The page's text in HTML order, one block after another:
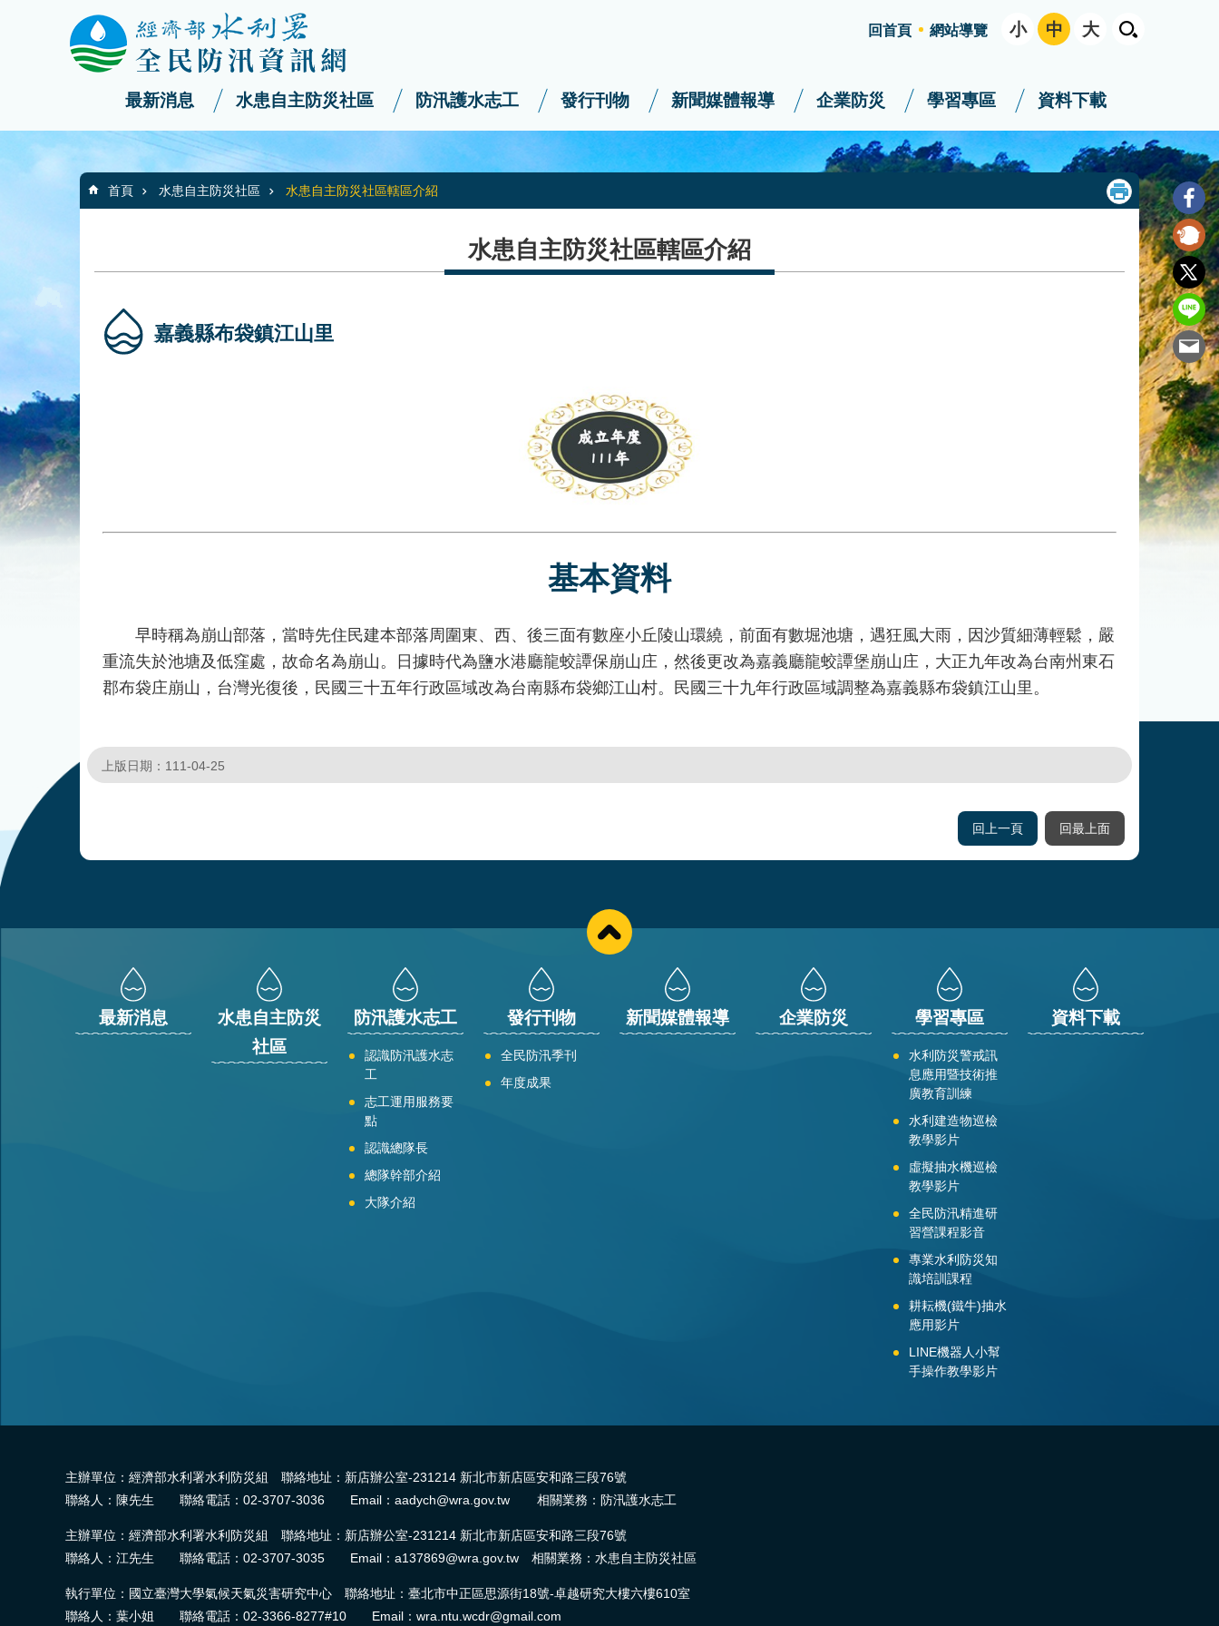
跳到主要內容區塊
回首頁
網站導覽 小 中 大
最新消息 水患自主防災社區 防汛護水志工 發行刊物 新聞媒體報導 企業防災 學習專區 資料下載
:::
首頁 水患自主防災社區 水患自主防災社區轄區介紹
水患自主防災社區轄區介紹
嘉義縣布袋鎮江山里
基本資料
早時稱為崩山部落，當時先住民建本部落周圍東、西、後三面有數座小丘陵山環繞，前面有數堀池塘，遇狂風大雨，因沙質細薄輕鬆，嚴
重流失於池塘及低窪處，故命名為崩山。日據時代為鹽水港廳龍蛟譚保崩山庄，然後更改為嘉義廳龍蛟譚堡崩山庄，大正九年改為台南州東石
郡布袋庄崩山，台灣光復後，民國三十五年行政區域改為台南縣布袋鄉江山村。民國三十九年行政區域調整為嘉義縣布袋鎮江山里。
上版日期：111-04-25
回上一頁 回最上面
最新消息
水患自主防災
社區
防汛護水志工
認識防汛護水志
工
志工運用服務要
點
認識總隊長
總隊幹部介紹
大隊介紹
發行刊物
全民防汛季刊
年度成果
新聞媒體報導 企業防災 學習專區
水利防災警戒訊
息應用暨技術推
廣教育訓練
水利建造物巡檢
教學影片
虛擬抽水機巡檢
教學影片
全民防汛精進研
習營課程影音
專業水利防災知
識培訓課程
耕耘機(鐵牛)抽水
應用影片
LINE機器人小幫
手操作教學影片
資料下載
主辦單位：經濟部水利署水利防災組 聯絡地址：新店辦公室-231214 新北市新店區安和路三段76號
聯絡人：陳先生 聯絡電話：02-3707-3036 Email：aadych@wra.gov.tw 相關業務：防汛護水志工
主辦單位：經濟部水利署水利防災組 聯絡地址：新店辦公室-231214 新北市新店區安和路三段76號
聯絡人：江先生 聯絡電話：02-3707-3035 Email：a137869@wra.gov.tw 相關業務：水患自主防災社區
執行單位：國立臺灣大學氣候天氣災害研究中心 聯絡地址：臺北市中正區思源街18號-卓越研究大樓六樓610室
聯絡人：葉小姐 聯絡電話：02-3366-8277#10 Email：wra.ntu.wcdr@gmail.com